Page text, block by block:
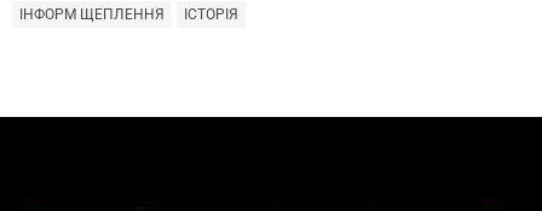
ІНФОРМ ЩЕПЛЕННЯ
ІСТОРІЯ